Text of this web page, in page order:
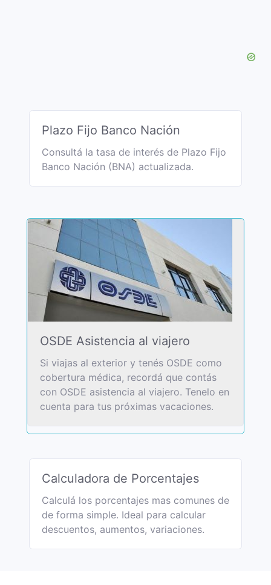
Plazo Fijo Banco Nación
Consultá la tasa de interés de Plazo Fijo
Banco Nación (BNA) actualizada.
OSDE Asistencia al viajero
Si viajas al exterior y tenés OSDE como
cobertura médica, recordá que contás
con OSDE asistencia al viajero. Tenelo en
cuenta para tus próximas vacaciones.
Calculadora de Porcentajes
Calculá los porcentajes mas comunes de
de forma simple. Ideal para calcular
descuentos, aumentos, variaciones.